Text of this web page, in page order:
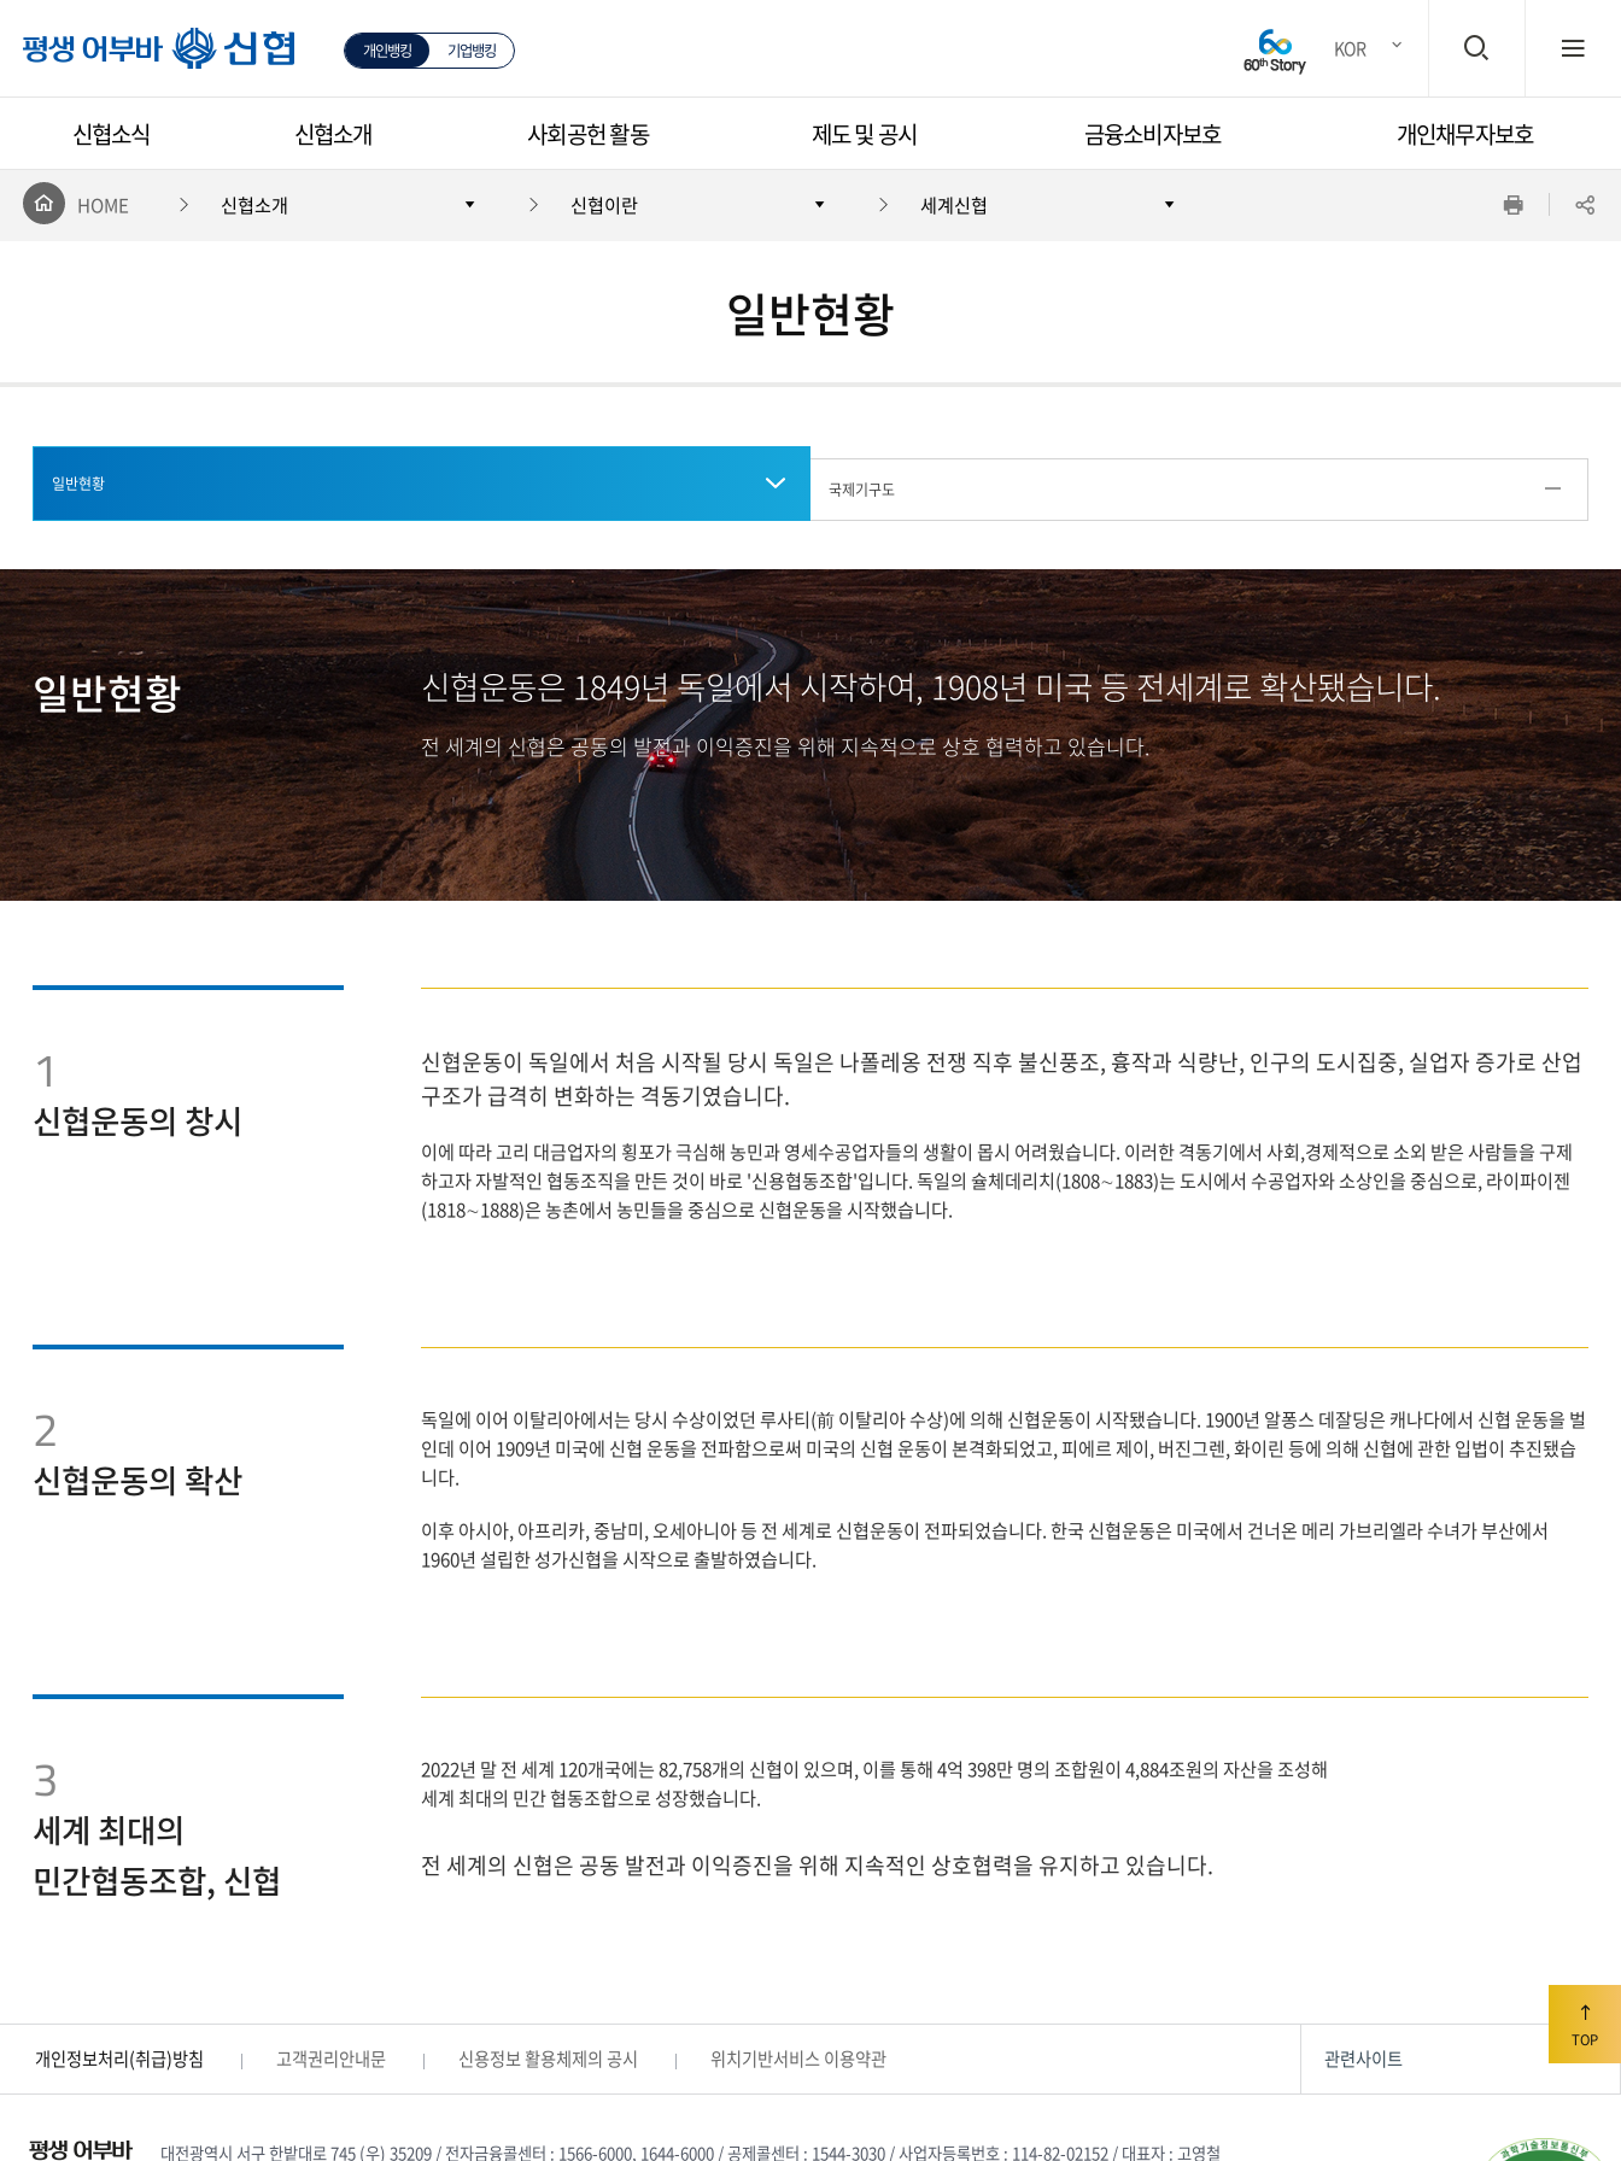
평생 어부바 신협 개인뱅킹 기업뱅킹
신협소식 신협소개 사회공헌 활동 제도 및 공시 금융소비자보호 개인채무자보호
KOR
색
기
HOME 신협소개 신협이란 세계신협 인
일반현황
일반현황 국제기구도
일반현황 신협운동은 1849년 독일에서 시작하여, 1908년 미국 등 전세계로 확산됐습니다.
전 세계의 신협은 공동의 발전과 이익증진을 위해 지속적으로 상호 협력하고 있습니다.
1
신협운동의 창시
신협운동이 독일에서 처음 시작될 당시 독일은 나폴레옹 전쟁 직후 불신풍조, 흉작과 식량난, 인구의 도시집중, 실업자 증가로 산업
구조가 급격히 변화하는 격동기였습니다.
이에 따라 고리 대금업자의 횡포가 극심해 농민과 영세수공업자들의 생활이 몹시 어려웠습니다. 이러한 격동기에서 사회,경제적으로 소외 받은 사람들을 구제
하고자 자발적인 협동조직을 만든 것이 바로 '신용협동조합'입니다. 독일의 슐체데리치(1808∼1883)는 도시에서 수공업자와 소상인을 중심으로, 라이파이젠
(1818∼1888)은 농촌에서 농민들을 중심으로 신협운동을 시작했습니다.
2
신협운동의 확산
독일에 이어 이탈리아에서는 당시 수상이었던 루사티(前 이탈리아 수상)에 의해 신협운동이 시작됐습니다. 1900년 알퐁스 데잘딩은 캐나다에서 신협 운동을 벌
인데 이어 1909년 미국에 신협 운동을 전파함으로써 미국의 신협 운동이 본격화되었고, 피에르 제이, 버진그렌, 화이린 등에 의해 신협에 관한 입법이 추진됐습
니다.
이후 아시아, 아프리카, 중남미, 오세아니아 등 전 세계로 신협운동이 전파되었습니다. 한국 신협운동은 미국에서 건너온 메리 가브리엘라 수녀가 부산에서
1960년 설립한 성가신협을 시작으로 출발하였습니다.
3
세계 최대의
민간협동조합, 신협
2022년 말 전 세계 120개국에는 82,758개의 신협이 있으며, 이를 통해 4억 398만 명의 조합원이 4,884조원의 자산을 조성해
세계 최대의 민간 협동조합으로 성장했습니다.
전 세계의 신협은 공동 발전과 이익증진을 위해 지속적인 상호협력을 유지하고 있습니다.
개인정보처리(취급)방침 고객권리안내문 신용정보 활용체제의 공시 위치기반서비스 이용약관 관련사이트
대전광역시 서구 한밭대로 745 (우) 35209 / 전자금융콜센터 : 1566-6000, 1644-6000 / 공제콜센터 : 1544-3030 / 사업자등록번호 : 114-82-02152 / 대표자 : 고영철
TOP